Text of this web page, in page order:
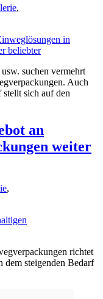
,
suchen vermehrt
Auch
sich auf den
an
weiter
,
richtet
dem steigenden Bedarf